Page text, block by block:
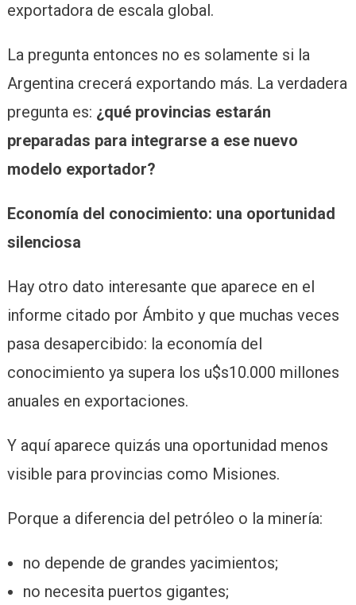
exportadora de escala global.
La pregunta entonces no es solamente si la
Argentina crecerá exportando más. La verdadera
pregunta es: ¿qué provincias estarán
preparadas para integrarse a ese nuevo
modelo exportador?
Economía del conocimiento: una oportunidad
silenciosa
Hay otro dato interesante que aparece en el
informe citado por Ámbito y que muchas veces
pasa desapercibido: la economía del
conocimiento ya supera los u$s10.000 millones
anuales en exportaciones.
Y aquí aparece quizás una oportunidad menos
visible para provincias como Misiones.
Porque a diferencia del petróleo o la minería:
no depende de grandes yacimientos;
no necesita puertos gigantes;